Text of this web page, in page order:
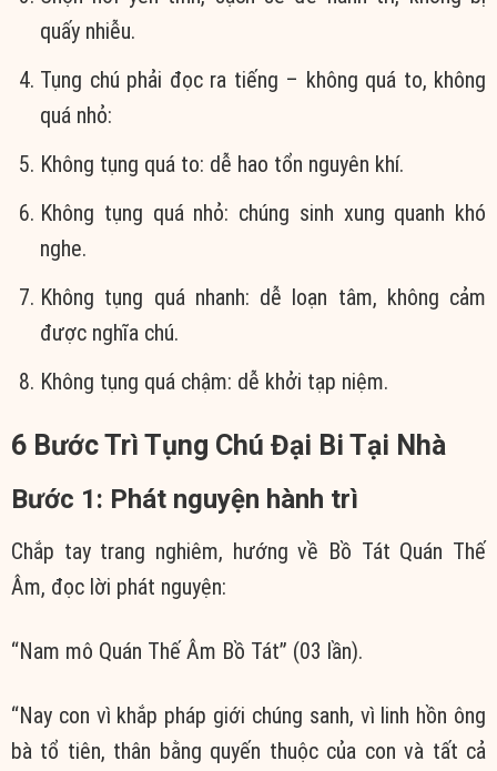
quấy nhiễu.
Tụng chú phải đọc ra tiếng – không quá to, không
quá nhỏ:
Không tụng quá to: dễ hao tổn nguyên khí.
Không tụng quá nhỏ: chúng sinh xung quanh khó
nghe.
Không tụng quá nhanh: dễ loạn tâm, không cảm
được nghĩa chú.
Không tụng quá chậm: dễ khởi tạp niệm.
6 Bước Trì Tụng Chú Đại Bi Tại Nhà
Bước 1: Phát nguyện hành trì
Chắp tay trang nghiêm, hướng về Bồ Tát Quán Thế
Âm, đọc lời phát nguyện:
“Nam mô Quán Thế Âm Bồ Tát” (03 lần).
“Nay con vì khắp pháp giới chúng sanh, vì linh hồn ông
bà tổ tiên, thân bằng quyến thuộc của con và tất cả